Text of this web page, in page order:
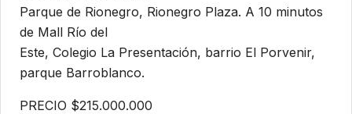
Parque de Rionegro, Rionegro Plaza. A 10 minutos
de Mall Río del
Este, Colegio La Presentación, barrio El Porvenir,
parque Barroblanco.
PRECIO $215.000.000